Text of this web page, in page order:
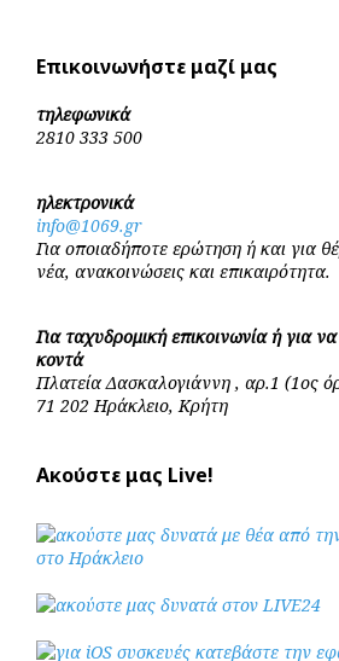
Επικοινωνήστε μαζί μας
τηλεφωνικά
2810 333 500
ηλεκτρονικά
info@1069.gr
Για οποιαδήποτε ερώτηση ή και για
νέα, ανακοινώσεις και επικαιρότητα.
Για ταχυδρομική επικοινωνία ή για
κοντά
Πλατεία Δασκαλογιάννη , αρ.1 (1ος
71 202 Ηράκλειο, Κρήτη
Ακούστε μας Live!